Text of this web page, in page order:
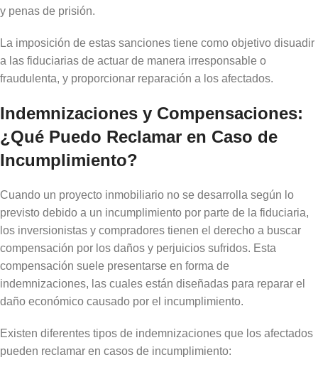
y penas de prisión.
La imposición de estas sanciones tiene como objetivo disuadir
a las fiduciarias de actuar de manera irresponsable o
fraudulenta, y proporcionar reparación a los afectados.
Indemnizaciones y Compensaciones:
¿Qué Puedo Reclamar en Caso de
Incumplimiento?
Cuando un proyecto inmobiliario no se desarrolla según lo
previsto debido a un incumplimiento por parte de la fiduciaria,
los inversionistas y compradores tienen el derecho a buscar
compensación por los daños y perjuicios sufridos. Esta
compensación suele presentarse en forma de
indemnizaciones, las cuales están diseñadas para reparar el
daño económico causado por el incumplimiento.
Existen diferentes tipos de indemnizaciones que los afectados
pueden reclamar en casos de incumplimiento: